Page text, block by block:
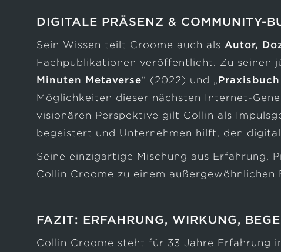
DIGITALE PRÄSENZ & COMMUNITY-
Sein Wissen teilt Croome auch als Autor,
Fachpublikationen veröffentlicht. Zu seinen
Minuten Metaverse“ (2022) und „
Möglichkeiten dieser nächsten Internet-
visionären Perspektive gilt Collin als
begeistert und Unternehmen hilft, den
Seine einzigartige Mischung aus Erfahrung,
Collin Croome zu einem
FAZIT: ERFAHRUNG, WIRKUNG,
Collin Croome steht für 33 Jahre Erfahrung